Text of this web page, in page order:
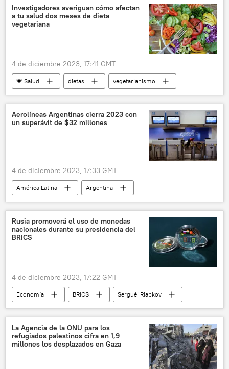
Países Bajos
vacunación contra el COVID-19
COVID-19
Investigadores averiguan cómo afectan
a tu salud dos meses de dieta
vegetariana
4 de diciembre 2023, 17:41 GMT
💗 Salud dietas
vegetarianismo
Estilo de vida
Aerolíneas Argentinas cierra 2023 con
un superávit de $32 millones
4 de diciembre 2023, 17:33 GMT
América Latina
Argentina
📈 Mercados y finanzas
Aerolíneas Argentinas
superávit
superávit comercial
Rusia promoverá el uso de monedas
nacionales durante su presidencia del
BRICS
4 de diciembre 2023, 17:22 GMT
Economía BRICS
Serguéi Riabkov
💶 Divisas
desdolarización
Rusia
📰 Ampliación de los BRICS
La Agencia de la ONU para los
refugiados palestinos cifra en 1,9
millones los desplazados en Gaza